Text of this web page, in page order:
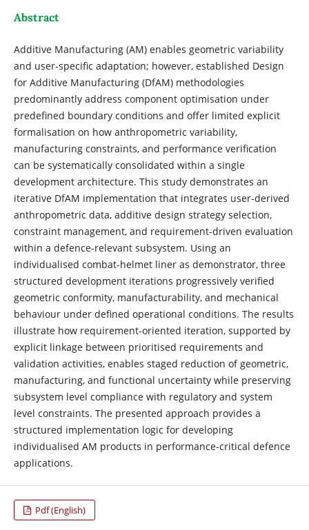
Abstract
Additive Manufacturing (AM) enables geometric variability
and user-specific adaptation; however, established Design
for Additive Manufacturing (DfAM) methodologies
predominantly address component optimisation under
predefined boundary conditions and offer limited explicit
formalisation on how anthropometric variability,
manufacturing constraints, and performance verification
can be systematically consolidated within a single
development architecture. This study demonstrates an
iterative DfAM implementation that integrates user-derived
anthropometric data, additive design strategy selection,
constraint management, and requirement-driven evaluation
within a defence-relevant subsystem. Using an
individualised combat-helmet liner as demonstrator, three
structured development iterations progressively verified
geometric conformity, manufacturability, and mechanical
behaviour under defined operational conditions. The results
illustrate how requirement-oriented iteration, supported by
explicit linkage between prioritised requirements and
validation activities, enables staged reduction of geometric,
manufacturing, and functional uncertainty while preserving
subsystem level compliance with regulatory and system
level constraints. The presented approach provides a
structured implementation logic for developing
individualised AM products in performance-critical defence
applications.
Pdf (English)